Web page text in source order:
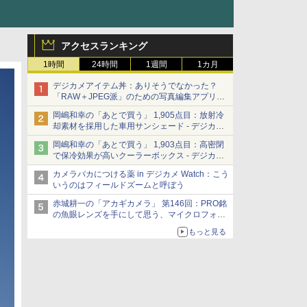
アクセスランキング
1時間 24時間 1週間 1カ月
デジカメアイテム丼：ありそうでなかった？
「RAW＋JPEG派」のための写真編集アプリ
カメラデフォルトのJPEGを大切にする
「Filmator」
岡嶋和幸の「あとで買う」 1,905点目：放射冷
却素材を採用した車用サンシェード - デジカメ
Watch
岡嶋和幸の「あとで買う」 1,903点目：高密閉
で保冷効果が高いクーラーボックス - デジカメ
Watch
カメラバカにつける薬 in デジカメ Watch：こう
いうのはフィールドズームと呼ぼう
赤城耕一の「アカギカメラ」 第146回：PRO銘
の魚眼レンズを手にして思う、マイクロフォー
もっと見る